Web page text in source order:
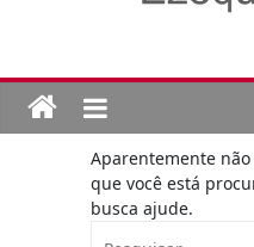
Aparentemente
que você está
busca ajude.